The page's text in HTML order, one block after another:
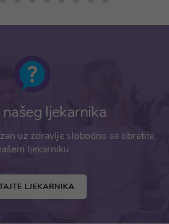
ljekarnika
uz zdravlje slobodno se obratite
ljekarniku
LJEKARNIKA